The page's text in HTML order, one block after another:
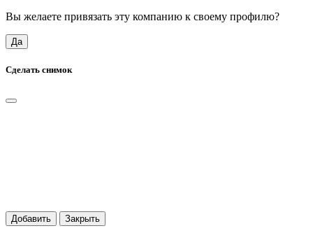
Вы желаете привязать эту компанию к своему профилю?
Да
Сделать снимок
Добавить Закрыть